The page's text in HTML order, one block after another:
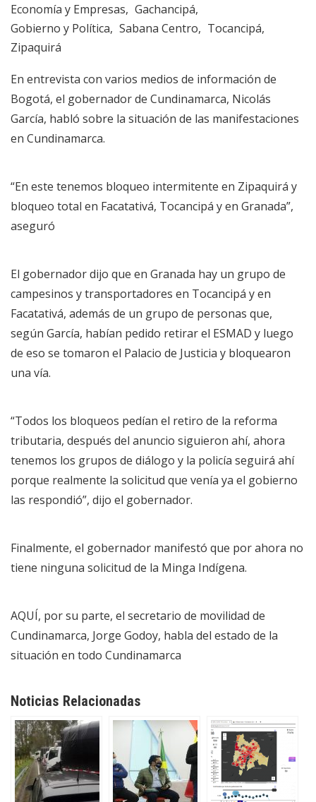
Economía y Empresas
Gachancipá
Gobierno y Política
Sabana Centro
Tocancipá
Zipaquirá
En entrevista con varios medios de información de
Bogotá, el gobernador de Cundinamarca, Nicolás
García, habló sobre la situación de las manifestaciones
en Cundinamarca.
“En este tenemos bloqueo intermitente en Zipaquirá y
bloqueo total en Facatativá, Tocancipá y en Granada”,
aseguró
El gobernador dijo que en Granada hay un grupo de
campesinos y transportadores en Tocancipá y en
Facatativá, además de un grupo de personas que,
según García, habían pedido retirar el ESMAD y luego
de eso se tomaron el Palacio de Justicia y bloquearon
una vía.
“Todos los bloqueos pedían el retiro de la reforma
tributaria, después del anuncio siguieron ahí, ahora
tenemos los grupos de diálogo y la policía seguirá ahí
porque realmente la solicitud que venía ya el gobierno
las respondió”, dijo el gobernador.
Finalmente, el gobernador manifestó que por ahora no
tiene ninguna solicitud de la Minga Indígena.
AQUÍ, por su parte, el secretario de movilidad de
Cundinamarca, Jorge Godoy, habla del estado de la
situación en todo Cundinamarca
Noticias Relacionadas